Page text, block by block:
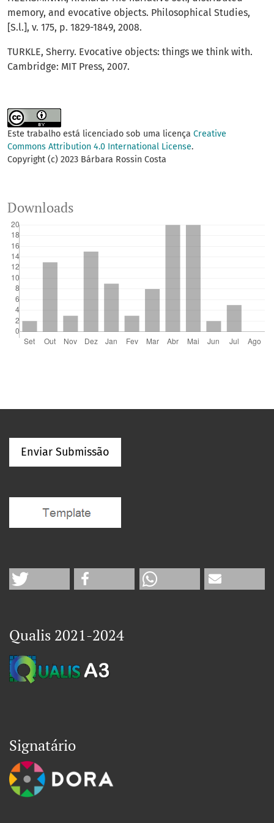
memory, and evocative objects. Philosophical Studies,
[S.l.], v. 175, p. 1829-1849, 2008.
TURKLE, Sherry. Evocative objects: things we think with.
Cambridge: MIT Press, 2007.
Este trabalho está licenciado sob uma licença Creative
Commons Attribution 4.0 International License.
Copyright (c) 2023 Bárbara Rossin Costa
Downloads
Enviar Submissão
Qualis 2021-2024
Signatário